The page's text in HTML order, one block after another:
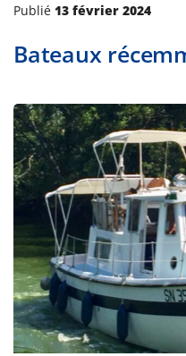
Publié 13 février 2024
Bateaux